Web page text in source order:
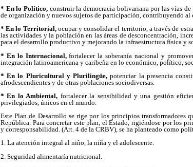
* En lo Político,construir la democracia bolivariana por las vías
de organización y nuevos sujetos de participación, contribuyendo
* En lo Territorial, ocupar y consolidar el territorio, a través de
las actividades y la población en las áreas de desconcentración,
para el desarrollo productivo y mejorando la infraestructura física y
* En lo Internacional,fortalecer la soberanía nacional y
integración latinoamericana y caribeña en lo económico, político,
* En lo Pluricultural y Plurilingüe, potenciar la presencia
afrodescendientes y de otras poblaciones sociodiversas.
* En lo Ambiental, fortalecer la sensibilidad y una gestión
privilegiados, únicos en el mundo.
Este Plan de Desarrollo se rige por los principios
República. Para concretar este plan, el Estado, rigiéndose por los
y corresponsabilidad. (Art. 4 de la CRBV), se ha planteado como
1. La atención integral al niño, la niña y el adolescente.
2. Seguridad alimentaría nutricional.